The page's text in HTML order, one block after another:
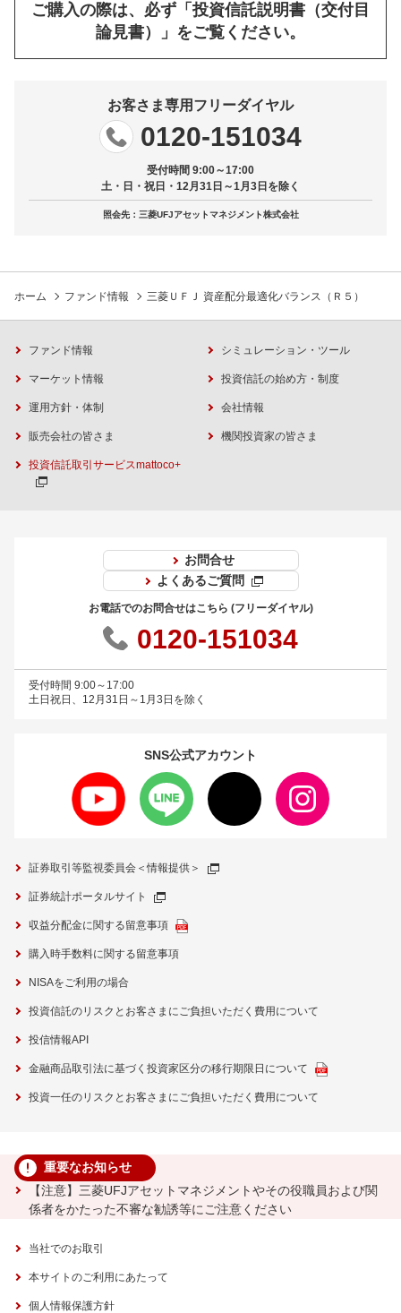
ご購入の際は、必ず「投資信託説明書（交付目
論見書）」をご覧ください。
お客さま専用フリーダイヤル
0120-151034
受付時間 9:00～17:00
土・日・祝日・12月31日～1月3日を除く
照会先：三菱UFJアセットマネジメント株式会社
ホーム ファンド情報 三菱ＵＦＪ 資産配分最適化バランス（Ｒ５）
ファンド情報 シミュレーション・ツール
マーケット情報 投資信託の始め方・制度
運用方針・体制 会社情報
販売会社の皆さま 機関投資家の皆さま
投資信託取引サービスmattoco+
お問合せ
よくあるご質問
お電話でのお問合せはこちら (フリーダイヤル)
0120-151034
受付時間 9:00～17:00
土日祝日、12月31日～1月3日を除く
SNS公式アカウント
証券取引等監視委員会＜情報提供＞
証券統計ポータルサイト
収益分配金に関する留意事項
購入時手数料に関する留意事項
NISAをご利用の場合
投資信託のリスクとお客さまにご負担いただく費用について
投信情報API
金融商品取引法に基づく投資家区分の移行期限日について
投資一任のリスクとお客さまにご負担いただく費用について
重要なお知らせ
【注意】三菱UFJアセットマネジメントやその役職員および関
係者をかたった不審な勧誘等にご注意ください
当社でのお取引
本サイトのご利用にあたって
個人情報保護方針